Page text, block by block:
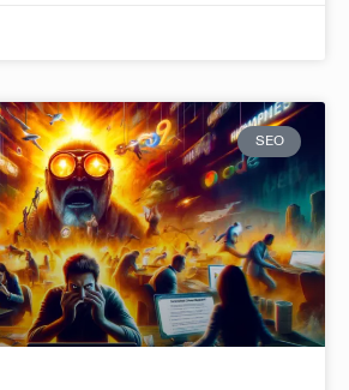
SEO